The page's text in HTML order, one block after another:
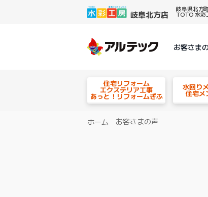
岐阜県北方
TOTO 水彩
お客さま
住宅リフォーム
エクステリア工事
あっと！リフォームぎふ
水回り
住宅メ
ホーム お客さまの声